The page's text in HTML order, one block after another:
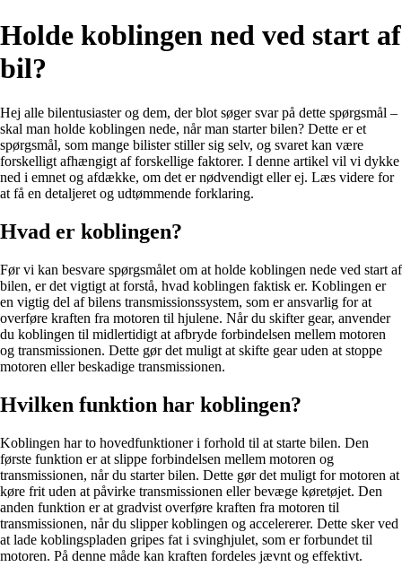
Holde koblingen ned ved start af
bil?
Hej alle bilentusiaster og dem, der blot søger svar på dette spørgsmål –
skal man holde koblingen nede, når man starter bilen? Dette er et
spørgsmål, som mange bilister stiller sig selv, og svaret kan være
forskelligt afhængigt af forskellige faktorer. I denne artikel vil vi dykke
ned i emnet og afdække, om det er nødvendigt eller ej. Læs videre for
at få en detaljeret og udtømmende forklaring.
Hvad er koblingen?
Før vi kan besvare spørgsmålet om at holde koblingen nede ved start af
bilen, er det vigtigt at forstå, hvad koblingen faktisk er. Koblingen er
en vigtig del af bilens transmissionssystem, som er ansvarlig for at
overføre kraften fra motoren til hjulene. Når du skifter gear, anvender
du koblingen til midlertidigt at afbryde forbindelsen mellem motoren
og transmissionen. Dette gør det muligt at skifte gear uden at stoppe
motoren eller beskadige transmissionen.
Hvilken funktion har koblingen?
Koblingen har to hovedfunktioner i forhold til at starte bilen. Den
første funktion er at slippe forbindelsen mellem motoren og
transmissionen, når du starter bilen. Dette gør det muligt for motoren at
køre frit uden at påvirke transmissionen eller bevæge køretøjet. Den
anden funktion er at gradvist overføre kraften fra motoren til
transmissionen, når du slipper koblingen og accelererer. Dette sker ved
at lade koblingspladen gripes fat i svinghjulet, som er forbundet til
motoren. På denne måde kan kraften fordeles jævnt og effektivt.